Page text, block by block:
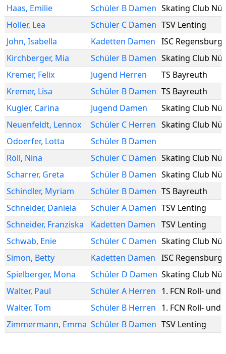
Haas, Emilie
Schüler B Damen
Holler, Lea Schüler C Damen TSV Lenting
John, Isabella Kadetten Damen ISC Regensburg
Kirchberger, Mia
Schüler B Damen
Kremer, Felix Jugend Herren
TS Bayreuth
Kremer, Lisa Schüler B Damen TS Bayreuth
Kugler, Carina
Jugend Damen
Neuenfeldt, Lennox
Schüler C Herren
Odoerfer, Lotta
Schüler B Damen
Röll, Nina
Schüler C Damen
Scharrer, Greta
Schüler B Damen
Schindler, Myriam Schüler B Damen TS Bayreuth
Schneider, Daniela Schüler A Damen TSV Lenting
Schneider, Franziska Kadetten Damen TSV Lenting
Schwab, Enie
Schüler C Damen
Simon, Betty Kadetten Damen ISC Regensburg
Spielberger, Mona
Schüler D Damen
Walter, Paul Schüler A Herren 1. FCN Roll- und
Walter, Tom Schüler B Herren 1. FCN Roll- und
Zimmermann, Emma Schüler B Damen TSV Lenting